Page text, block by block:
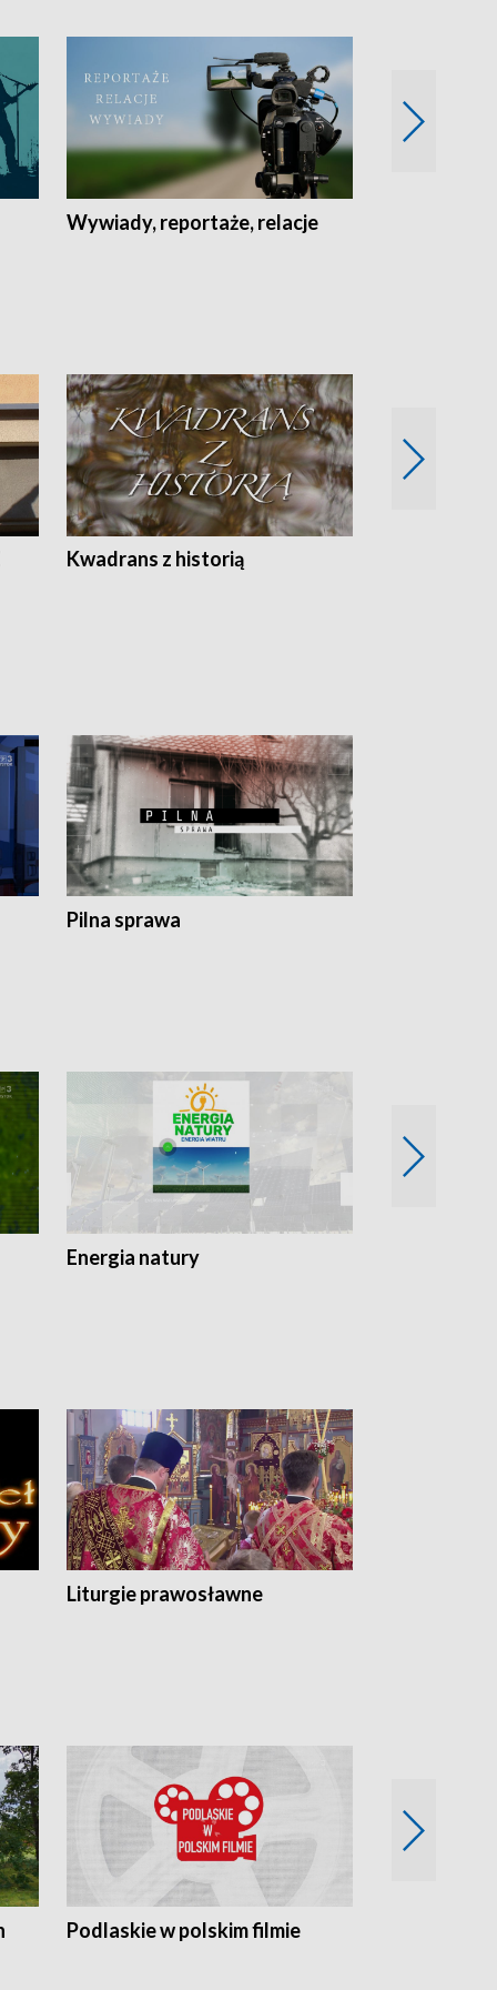
Wywiady, reportaże, relacje
Kwadrans z historią
Pilna sprawa
Energia natury
Liturgie prawosławne
Podlaskie w polskim filmie